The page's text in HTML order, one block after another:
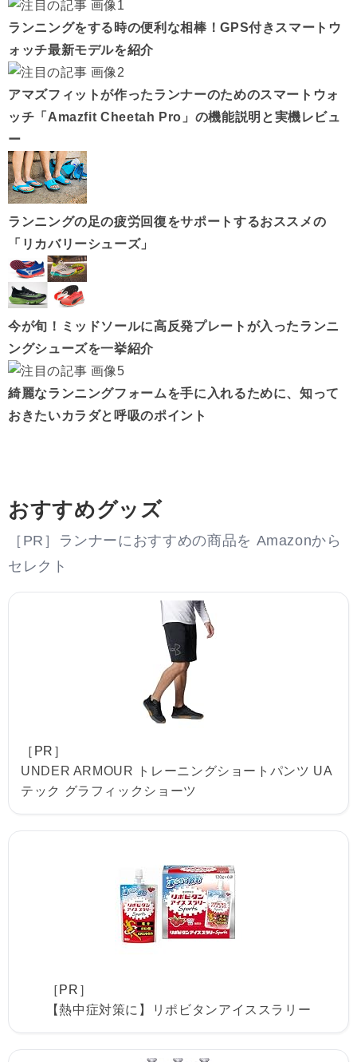
ランニングをする時の便利な相棒！GPS付きスマートウ
ォッチ最新モデルを紹介
アマズフィットが作ったランナーのためのスマートウォ
ッチ「Amazfit Cheetah Pro」の機能説明と実機レビュ
ー
ランニングの足の疲労回復をサポートするおススメの
「リカバリーシューズ」
今が旬！ミッドソールに高反発プレートが入ったランニ
ングシューズを一挙紹介
綺麗なランニングフォームを手に入れるために、知って
おきたいカラダと呼吸のポイント
おすすめグッズ
［PR］ランナーにおすすめの商品を Amazonから
セレクト
［PR］
UNDER ARMOUR トレーニングショートパンツ UA
テック グラフィックショーツ
［PR］
【熱中症対策に】リポビタンアイススラリー